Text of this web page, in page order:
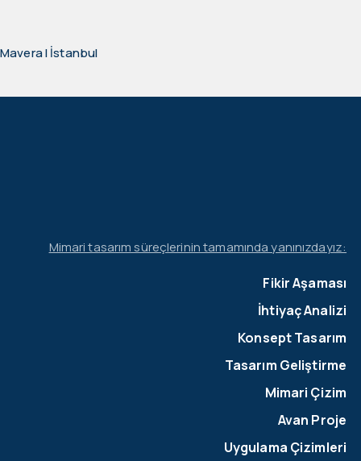
Mavera I İstanbul
Mimari tasarım süreçlerinin tamamında yanınızdayız:
Fikir Aşaması
İhtiyaç Analizi
Konsept Tasarım
Tasarım Geliştirme
Mimari Çizim
Avan Proje
Uygulama Çizimleri